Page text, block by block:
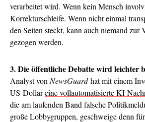
verarbeitet wird. Wenn kein Mensch
Korrekturschleife. Wenn nicht einmal
den Seiten steckt, kann auch niemand zur
gezogen werden.
3. Die öffentliche Debatte wird leichter
Analyst von NewsGuardhat mit einem
US-Dollareine vollautomatisierte KI-
die am laufenden Band falsche
große Lobbygruppen, geschweige denn